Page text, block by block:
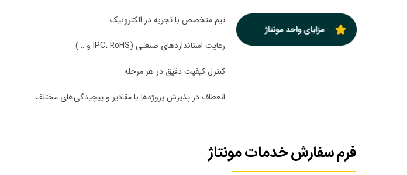
تیم متخصص با تجربه در الکترونیک
رعایت استانداردهای صنعتی (IPC، RoHS و …)
کنترل کیفیت دقیق در هر مرحله
انعطاف در پذیرش پروژه‌ها با مقادیر و پیچیدگی‌های مختلف
فرم سفارش خدمات مونتاژ